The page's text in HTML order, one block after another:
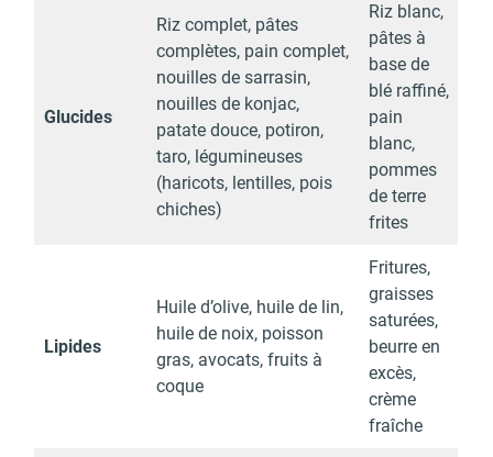
Glucides
Riz complet, pâtes
complètes, pain complet,
nouilles de sarrasin,
nouilles de konjac,
patate douce, potiron,
taro, légumineuses
(haricots, lentilles, pois
chiches)
Riz blanc,
pâtes à
base de
blé raffiné,
pain
blanc,
pommes
de terre
frites
Lipides
Huile d’olive, huile de lin,
huile de noix, poisson
gras, avocats, fruits à
coque
Fritures,
graisses
saturées,
beurre en
excès,
crème
fraîche